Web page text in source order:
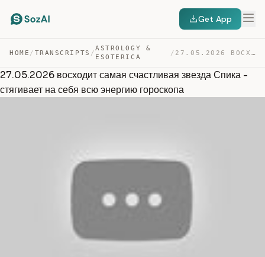
Get App
HOME / TRANSCRIPTS /
ASTROLOGY &
ESOTERICA
/ 27.05.2026 ВОСХОДИТ САМАЯ СЧАСТЛИВАЯ ЗВЕЗДА СПИКА – СТЯ… — TRANSCRIPT
27.05.2026 восходит самая счастливая звезда Спика -
стягивает на себя всю энергию гороскопа